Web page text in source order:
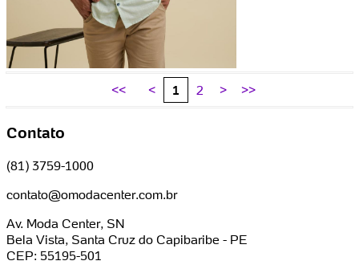
<< < 1 2 > >>
Contato
(81) 3759-1000
contato@omodacenter.com.br
Av. Moda Center, SN
Bela Vista, Santa Cruz do Capibaribe - PE
CEP: 55195-501